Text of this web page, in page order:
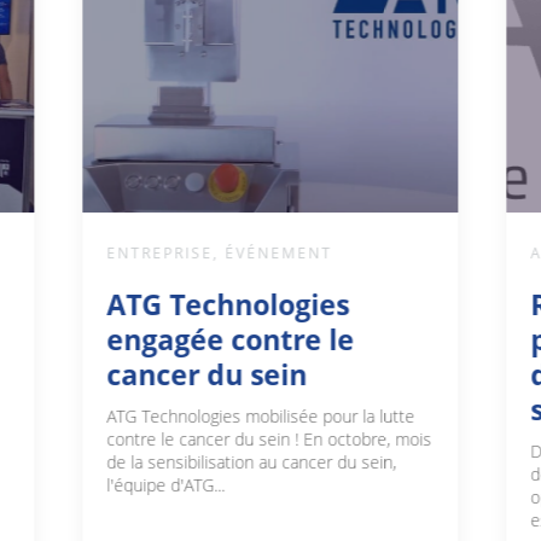
ACTUALITÉS,ENTREPRISE
Renforcer la sécurité
par l’automatisation
dans la fabrication de
semi-conducteurs
Dans l'environnement exigeant des usines
de semi-conducteurs, la sécurité des
opérateurs et des équipements est